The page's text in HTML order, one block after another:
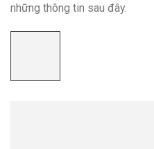
những thông tin sau đây.